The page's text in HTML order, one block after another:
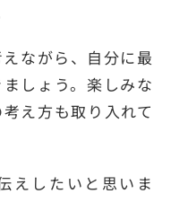
ながら、自分に最
しょう。楽しみな
え方も取り入れて
えしたいと思いま